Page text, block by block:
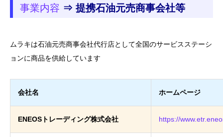
事業内容 ⇒ 提携石油元売商事会社等
ムラキは石油元売商事会社代行店として全国のサービスステーシ
ョンに商品を供給しています
会社名 ホームページ
ENEOSトレーディング株式会社 https://